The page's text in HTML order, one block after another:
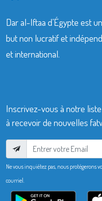
Dar al-Iftaa d’Égypte est
but non lucratif et
et international.
Inscrivez-vous à notre
à recevoir de nouvelles
Ne vous inquiétez pas, nous protégerons
courriel.